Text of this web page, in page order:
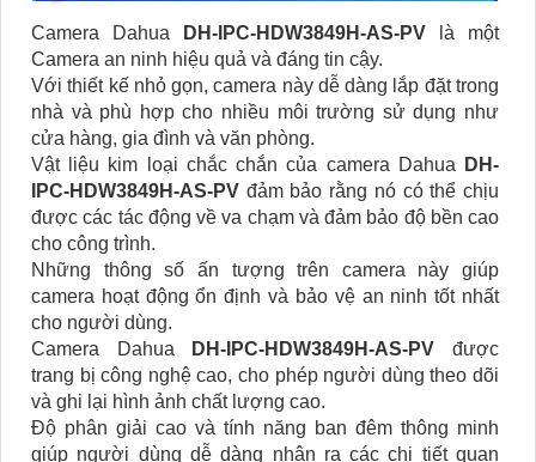
Camera Dahua DH-IPC-HDW3849H-AS-PV là một
Camera an ninh hiệu quả và đáng tin cậy.
Với thiết kế nhỏ gọn, camera này dễ dàng lắp đặt trong
nhà và phù hợp cho nhiều môi trường sử dụng như
cửa hàng, gia đình và văn phòng.
Vật liệu kim loại chắc chắn của camera Dahua
DH-
IPC-HDW3849H-AS-PV đảm bảo rằng nó có thể chịu
được các tác động về va chạm và đảm bảo độ bền cao
cho công trình.
Những thông số ấn tượng trên camera này giúp
camera hoạt động ổn định và bảo vệ an ninh tốt nhất
cho người dùng.
Camera Dahua
DH-IPC-HDW3849H-AS-PV được
trang bị công nghệ cao, cho phép người dùng theo dõi
và ghi lại hình ảnh chất lượng cao.
Độ phân giải cao và tính năng ban đêm thông minh
giúp người dùng dễ dàng nhận ra các chi tiết quan